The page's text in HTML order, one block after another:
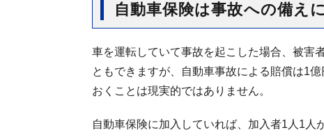
自動車保険は事故への備え
車を運転していて事故を起こした場合、被害
ともできますが、自動車事故による賠償は1
おくことは現実的ではありません。
自動車保険に加入していれば、加入者1人1人